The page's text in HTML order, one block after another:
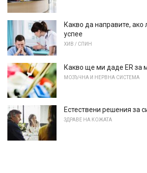
Какво да направите, ако
успее
ХИВ / СПИН
Какво ще ми даде ER за
МОЗЪЧНА И НЕРВНА СИСТЕМА
Естествени решения за
ЗДРАВЕ НА КОЖАТА